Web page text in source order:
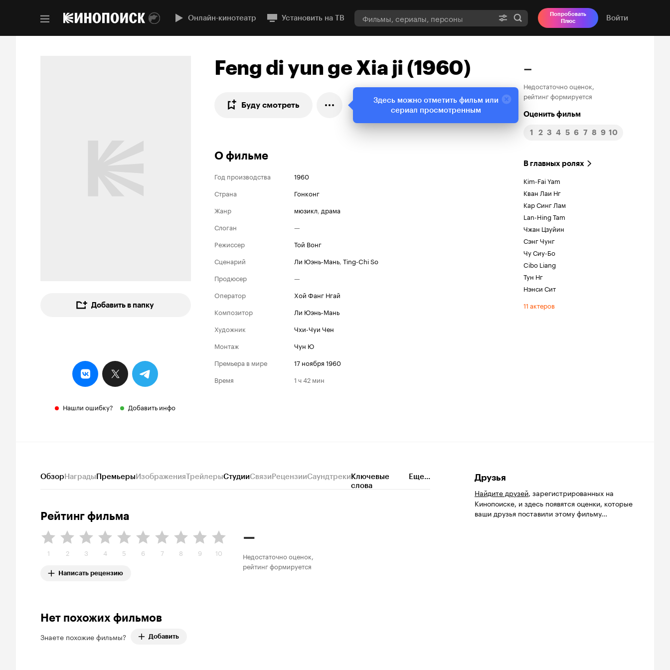
Онлайн-кинотеатр Установить на ТВ
Попробовать
Плюс
Войти
Добавить в папку
Нашли ошибку? Добавить инфо
Feng di yun ge Xia ji (1960)
Буду смотреть
–
Недостаточно оценок,
рейтинг формируется
Оценить фильм
1 2 3 4 5 6 7 8 9 10
О фильме
Год производства
1960
Страна
Гонконг
Жанр
мюзикл, драма
Слоган
—
Режиссер
Той Вонг
Сценарий
Ли Юэнь-Мань, Ting-Chi So
Продюсер
—
Оператор
Хой Фанг Нгай
Композитор
Ли Юэнь-Мань
Художник
Чхи-Чуи Чен
Монтаж
Чун Ю
Премьера в мире
17 ноября 1960
Время
1 ч 42 мин
В главных ролях
Kim-Fai Yam
Кван Лаи Нг
Кар Синг Лам
Lan-Hing Tam
Чжан Цзуйин
Сэнг Чунг
Чу Сиу-Бо
Cibo Liang
Тун Нг
Нэнси Сит
11 актеров
ОбзорНаградыПремьерыИзображенияТрейлерыСтудииСвязиРецензииСаундтрекиКлючевые
слова
Еще...
Рейтинг фильма
1 2 3 4 5 6 7 8 9 10
Написать рецензию
–
Недостаточно оценок,
рейтинг формируется
Нет похожих фильмов
Знаете похожие фильмы? Добавить
Друзья
Найдите друзей, зарегистрированных на
Кинопоиске, и здесь появятся оценки, которые
ваши друзья поставили этому фильму...
Здесь можно отметить фильм или
сериал просмотренным